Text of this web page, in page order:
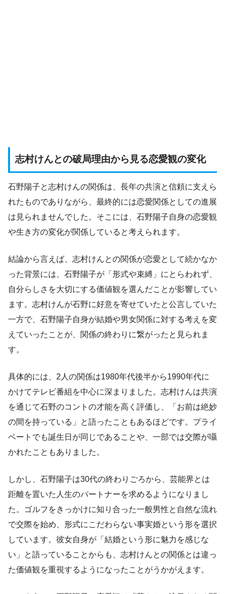
志村けんとの破局理由から見る恋愛観の変化
石野陽子と志村けんの関係は、長年の共演と信頼に支えら
れたものでありながら、最終的には恋愛関係としての進展
は見られませんでした。そこには、石野陽子自身の恋愛観
や生き方の変化が関係していると考えられます。
結論から言えば、志村けんとの関係が恋愛として続かなか
った背景には、石野陽子が「形式や束縛」にとらわれず、
自分らしさを大切にする価値観を選んだことが影響してい
ます。志村けんが石野に好意を寄せていたと公言していた
一方で、石野陽子自身が結婚や男女関係に対する考えを変
えていったことが、関係の終わりに繋がったと見られま
す。
具体的には、2人の関係は1980年代後半から1990年代に
かけてテレビ番組を中心に深まりました。志村けんは共演
を通じて石野のコントの才能を高く評価し、「お前は絶妙
の間を持っている」と語ったこともあるほどです。プライ
ベートでも誕生日が同じであることや、一部では交際が囁
かれたこともありました。
しかし、石野陽子は30代の終わりごろから、芸能界とは
距離を置いた人生のパートナーを求めるようになりまし
た。ゴルフをきっかけに知り合った一般男性と自然な流れ
で交際を始め、形式にこだわらない事実婚という形を選択
しています。彼女自身が「結婚という形に魅力を感じな
い」と語っていることからも、志村けんとの関係とは違っ
た価値観を重視するようになったことがうかがえます。